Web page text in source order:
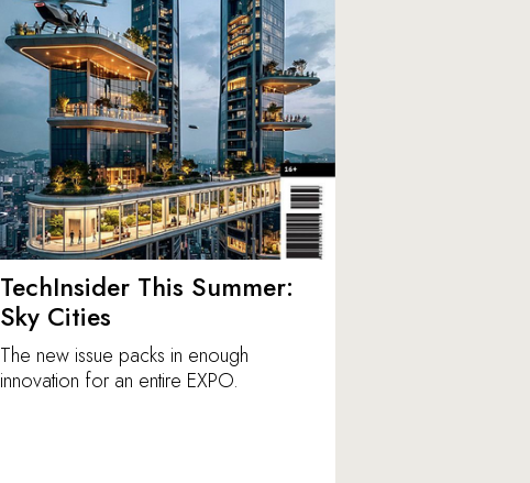
TechInsider This Summer:
Sky Cities
The new issue packs in enough
innovation for an entire EXPO.